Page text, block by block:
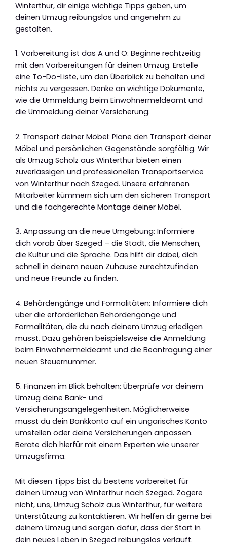
Winterthur, dir einige wichtige Tipps geben, um
deinen Umzug reibungslos und angenehm zu
gestalten.
1. Vorbereitung ist das A und O: Beginne rechtzeitig
mit den Vorbereitungen für deinen Umzug. Erstelle
eine To-Do-Liste, um den Überblick zu behalten und
nichts zu vergessen. Denke an wichtige Dokumente,
wie die Ummeldung beim Einwohnermeldeamt und
die Ummeldung deiner Versicherung.
2. Transport deiner Möbel: Plane den Transport deiner
Möbel und persönlichen Gegenstände sorgfältig. Wir
als Umzug Scholz aus Winterthur bieten einen
zuverlässigen und professionellen Transportservice
von Winterthur nach Szeged. Unsere erfahrenen
Mitarbeiter kümmern sich um den sicheren Transport
und die fachgerechte Montage deiner Möbel.
3. Anpassung an die neue Umgebung: Informiere
dich vorab über Szeged – die Stadt, die Menschen,
die Kultur und die Sprache. Das hilft dir dabei, dich
schnell in deinem neuen Zuhause zurechtzufinden
und neue Freunde zu finden.
4. Behördengänge und Formalitäten: Informiere dich
über die erforderlichen Behördengänge und
Formalitäten, die du nach deinem Umzug erledigen
musst. Dazu gehören beispielsweise die Anmeldung
beim Einwohnermeldeamt und die Beantragung einer
neuen Steuernummer.
5. Finanzen im Blick behalten: Überprüfe vor deinem
Umzug deine Bank- und
Versicherungsangelegenheiten. Möglicherweise
musst du dein Bankkonto auf ein ungarisches Konto
umstellen oder deine Versicherungen anpassen.
Berate dich hierfür mit einem Experten wie unserer
Umzugsfirma.
Mit diesen Tipps bist du bestens vorbereitet für
deinen Umzug von Winterthur nach Szeged. Zögere
nicht, uns, Umzug Scholz aus Winterthur, für weitere
Unterstützung zu kontaktieren. Wir helfen dir gerne bei
deinem Umzug und sorgen dafür, dass der Start in
dein neues Leben in Szeged reibungslos verläuft.